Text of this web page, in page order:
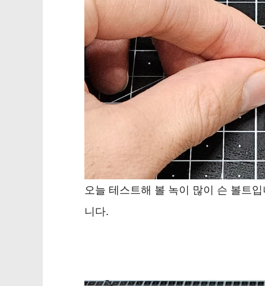
오늘 테스트해 볼 녹이 많이 슨 볼트
니다.